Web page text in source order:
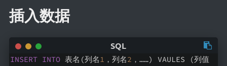
插入数据
INSERT INTO 表名(列名1 ，列名2 ，……) VAULES (列值
Windows
数据库